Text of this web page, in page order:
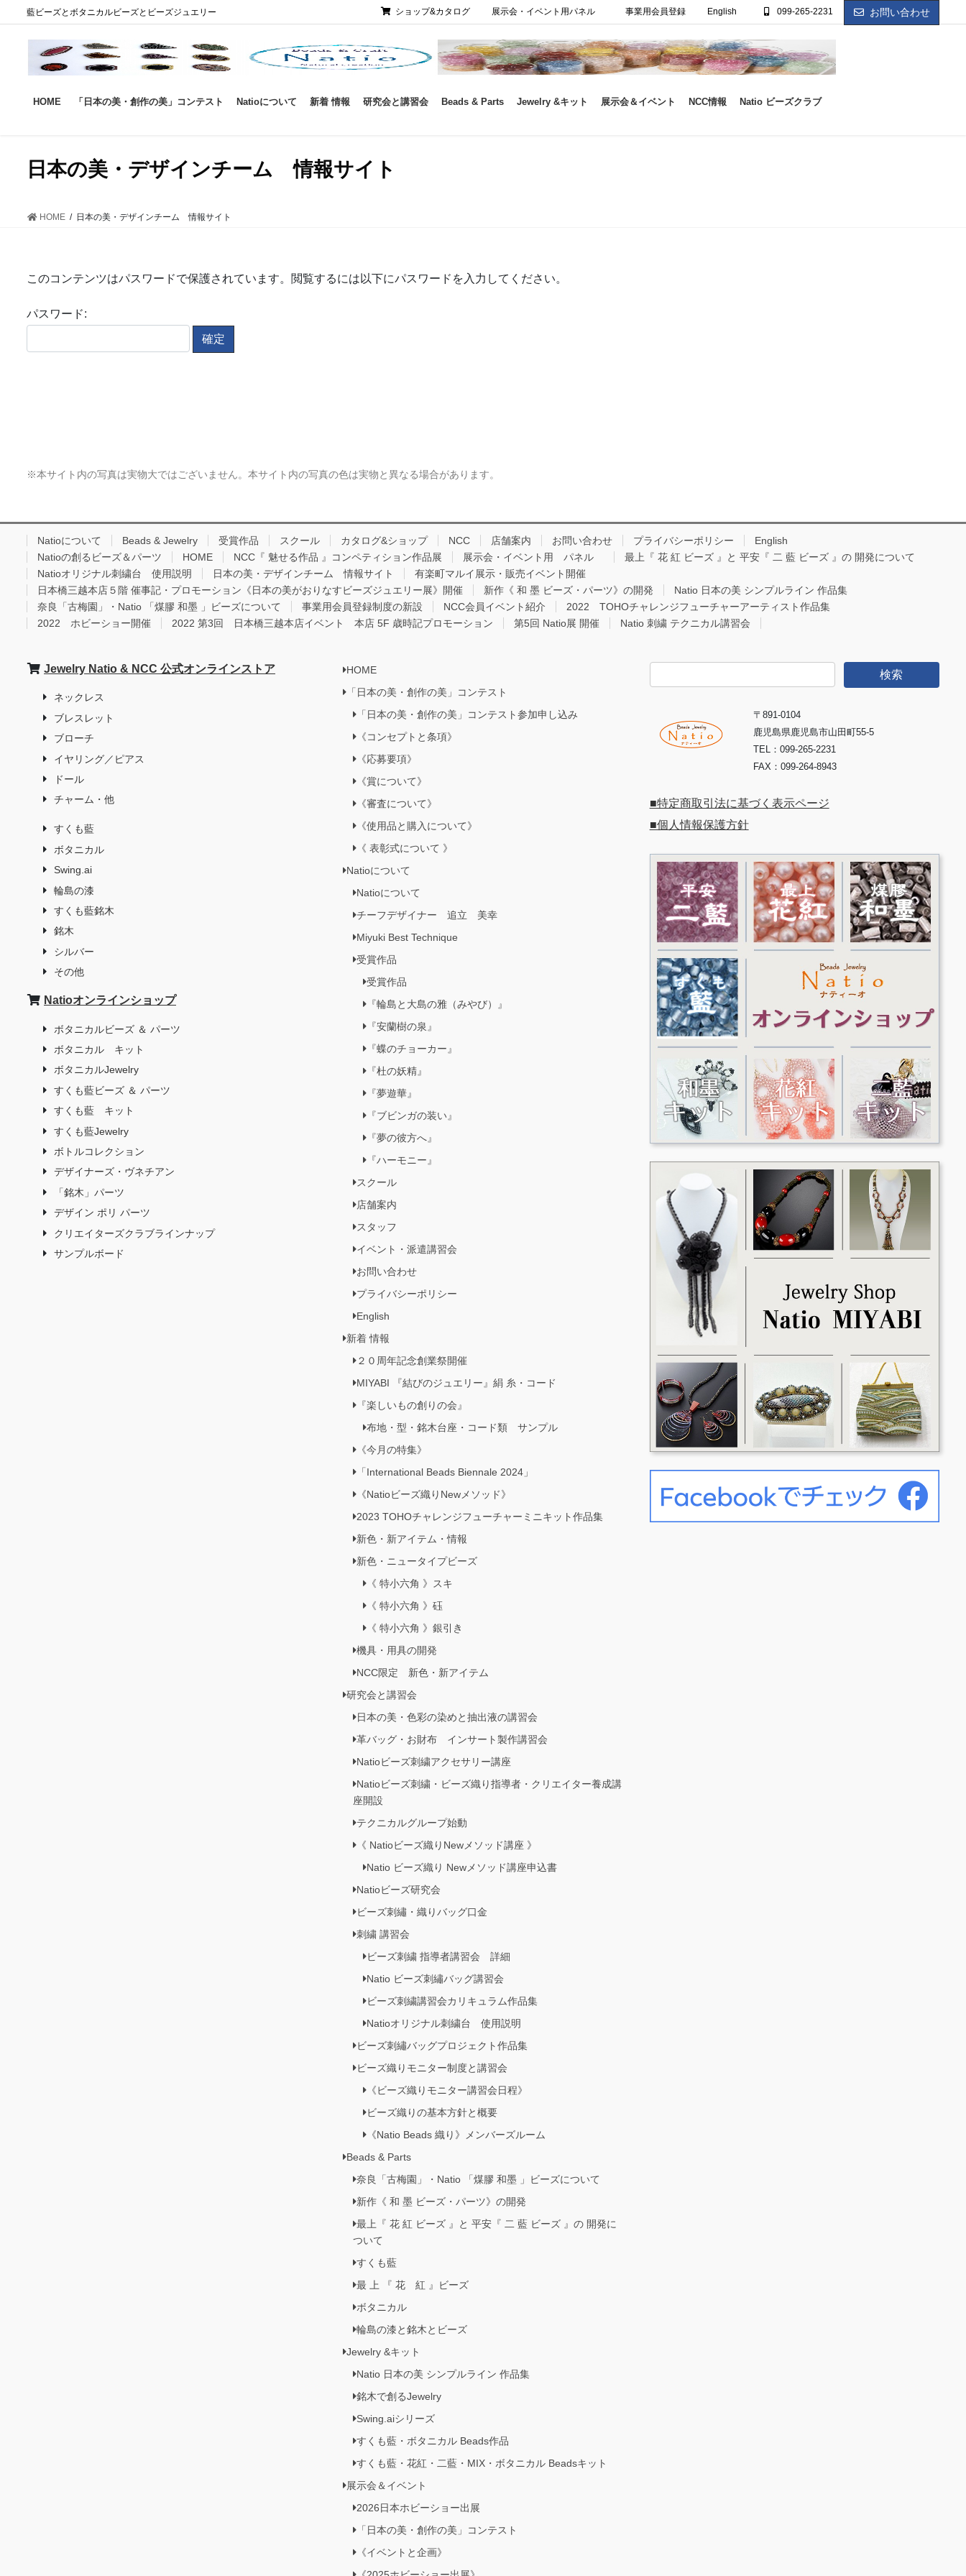
ン
ビ
藍ビーズとボタニカルビーズとビーズジュエリー ショップ&カタログ 展示会・イベント用パネル 事業用会員登録 English 099-265-2231 お問い合わせ
HOME 「日本の美・創作の美」コンテスト Natioについて 新着 情報 研究会と講習会 Beads & Parts Jewelry &キット 展示会＆イベント NCC情報 Natio ビーズクラブ
日本の美・デザインチーム 情報サイト
HOME 日本の美・デザインチーム 情報サイト
このコンテンツはパスワードで保護されています。閲覧するには以下にパスワードを入力してください。
パスワード:
※本サイト内の写真は実物大ではございません。本サイト内の写真の色は実物と異なる場合があります。
Natioについて Beads & Jewelry 受賞作品 スクール カタログ&ショップ NCC 店舗案内 お問い合わせ プライバシーポリシー
English
Natioの創るビーズ＆パーツ
HOME NCC『 魅せる作品 』コンペティション作品展 展示会・イベント用 パネル
最上『 花 紅 ビーズ 』と 平安『 二 藍 ビーズ 』の 開発について
Natioオリジナル刺繍台 使用説明
日本の美・デザインチーム 情報サイト
有楽町マルイ展示・販売イベント開催
日本橋三越本店５階 催事記・プロモーション《日本の美がおりなすビーズジュエリー展》開催
新作《 和 墨 ビーズ・パーツ》の開発
Natio 日本の美 シンプルライン 作品集
奈良「古梅園」・Natio 「煤膠 和墨 」ビーズについて
事業用会員登録制度の新設 NCC会員イベント紹介
2022 TOHOチャレンジフューチャーアーティスト作品集
2022 ホビーショー開催
2022 第3回 日本橋三越本店イベント 本店 5F 歳時記プロモーション 第5回 Natio展 開催 Natio 刺繍 テクニカル講習会
Jewelry Natio & NCC 公式オンラインストア
ネックレス
ブレスレット
ブローチ
イヤリング／ピアス
ドール
チャーム・他
すくも藍
ボタニカル
Swing.ai
輪島の漆
すくも藍銘木
銘木
シルバー
その他
Natioオンラインショップ
ボタニカルビーズ ＆ パーツ
ボタニカル キット
ボタニカルJewelry
すくも藍ビーズ ＆ パーツ
すくも藍 キット
すくも藍Jewelry
ボトルコレクション
デザイナーズ・ヴネチアン
「銘木」パーツ
デザイン ポリ パーツ
クリエイターズクラブラインナップ
サンプルボード
HOME
「日本の美・創作の美」コンテスト
「日本の美・創作の美」コンテスト参加申し込み
《コンセプトと条項》
《応募要項》
《賞について》
《審査について》
《使用品と購入について》
《 表彰式について 》
Natioについて
Natioについて
チーフデザイナー 追立 美幸
Miyuki Best Technique
受賞作品
受賞作品
『輪島と大島の雅（みやび）』
『安蘭樹の泉』
『蝶のチョーカー』
『杜の妖精』
『夢遊華』
『ブビンガの装い』
『夢の彼方へ』
『ハーモニー』
スクール
店舗案内
スタッフ
イベント・派遣講習会
お問い合わせ
プライバシーポリシー
English
新着 情報
２０周年記念創業祭開催
MIYABI 『結びのジュエリー』絹 糸・コード
『楽しいもの創りの会』
布地・型・銘木台座・コード類 サンプル
《今月の特集》
「International Beads Biennale 2024」
《Natioビーズ織りNewメソッド》
2023 TOHOチャレンジフューチャーミニキット作品集
新色・新アイテム・情報
新色・ニュータイプビーズ
《 特小六角 》スキ
《 特小六角 》砡
《 特小六角 》銀引き
機具・用具の開発
NCC限定 新色・新アイテム
研究会と講習会
日本の美・色彩の染めと抽出液の講習会
革バッグ・お財布 インサート製作講習会
Natioビーズ刺繍アクセサリー講座
Natioビーズ刺繍・ビーズ織り指導者・クリエイター養成講
座開設
テクニカルグループ始動
《 Natioビーズ織りNewメソッド講座 》
Natio ビーズ織り Newメソッド講座申込書
Natioビーズ研究会
ビーズ刺繡・織りバッグ口金
刺繍 講習会
ビーズ刺繍 指導者講習会 詳細
Natio ビーズ刺繡バッグ講習会
ビーズ刺繍講習会カリキュラム作品集
Natioオリジナル刺繍台 使用説明
ビーズ刺繡バッグプロジェクト作品集
ビーズ織りモニター制度と講習会
《ビーズ織りモニター講習会日程》
ビーズ織りの基本方針と概要
《Natio Beads 織り》メンバーズルーム
Beads & Parts
奈良「古梅園」・Natio 「煤膠 和墨 」ビーズについて
新作《 和 墨 ビーズ・パーツ》の開発
最上『 花 紅 ビーズ 』と 平安『 二 藍 ビーズ 』の 開発に
ついて
すくも藍
最 上 『 花 紅 』ビーズ
ボタニカル
輪島の漆と銘木とビーズ
Jewelry &キット
Natio 日本の美 シンプルライン 作品集
銘木で創るJewelry
Swing.aiシリーズ
すくも藍・ボタニカル Beads作品
すくも藍・花紅・二藍・MIX・ボタニカル Beadsキット
展示会＆イベント
2026日本ホビーショー出展
「日本の美・創作の美」コンテスト
《イベントと企画》
索:
〒891-0104
鹿児島県鹿児島市山田町55-5
TEL：099-265-2231
FAX：099-264-8943
■特定商取引法に基づく表示ページ
■個人情報保護方針